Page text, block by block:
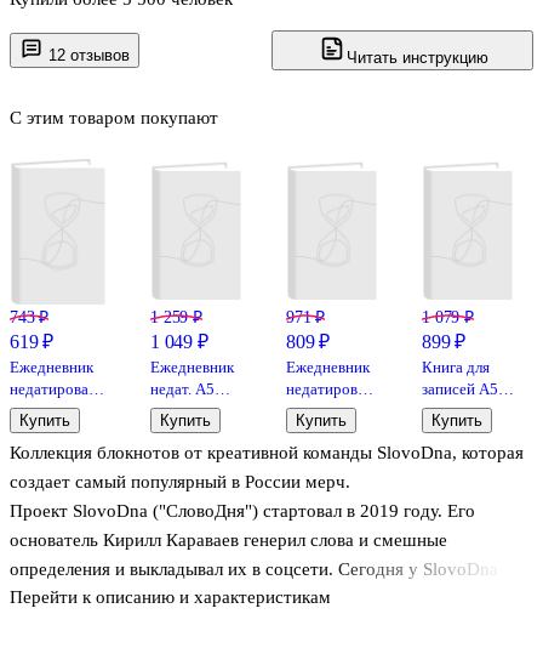
12 отзывов Читать инструкцию
Коллекция блокнотов от креативной команды SlovoDna, которая
создает самый популярный в России мерч.
Проект SlovoDna ("СловоДня") стартовал в 2019 году. Его
основатель Кирилл Караваев генерил слова и смешные
определения и выкладывал их в соцсети. Сегодня у SlovoDna
большая фанбаза, собственный уникальный мерч и много
Перейти к описанию и характеристикам
С этим товаром покупают
743 ₽
619 ₽
Ежедневник
недатированный
«К себе
нежно. Ольга
Примаченко»
А5, 72 листа,
Купить
1 259 ₽
1 049 ₽
Ежедневник
недат. А5
176л
"EVERY
DAY.
Majesty"
ламинация
Soft Touch,
цв.срез,
форзац,
Купить
971 ₽
809 ₽
Ежедневник
недатированный
«Мои
приоритеты»
А5, серый,
Эксмо
Купить
1 079 ₽
899 ₽
Книга для
записей А5
100 листов в
точку, на
спирали,
Купить